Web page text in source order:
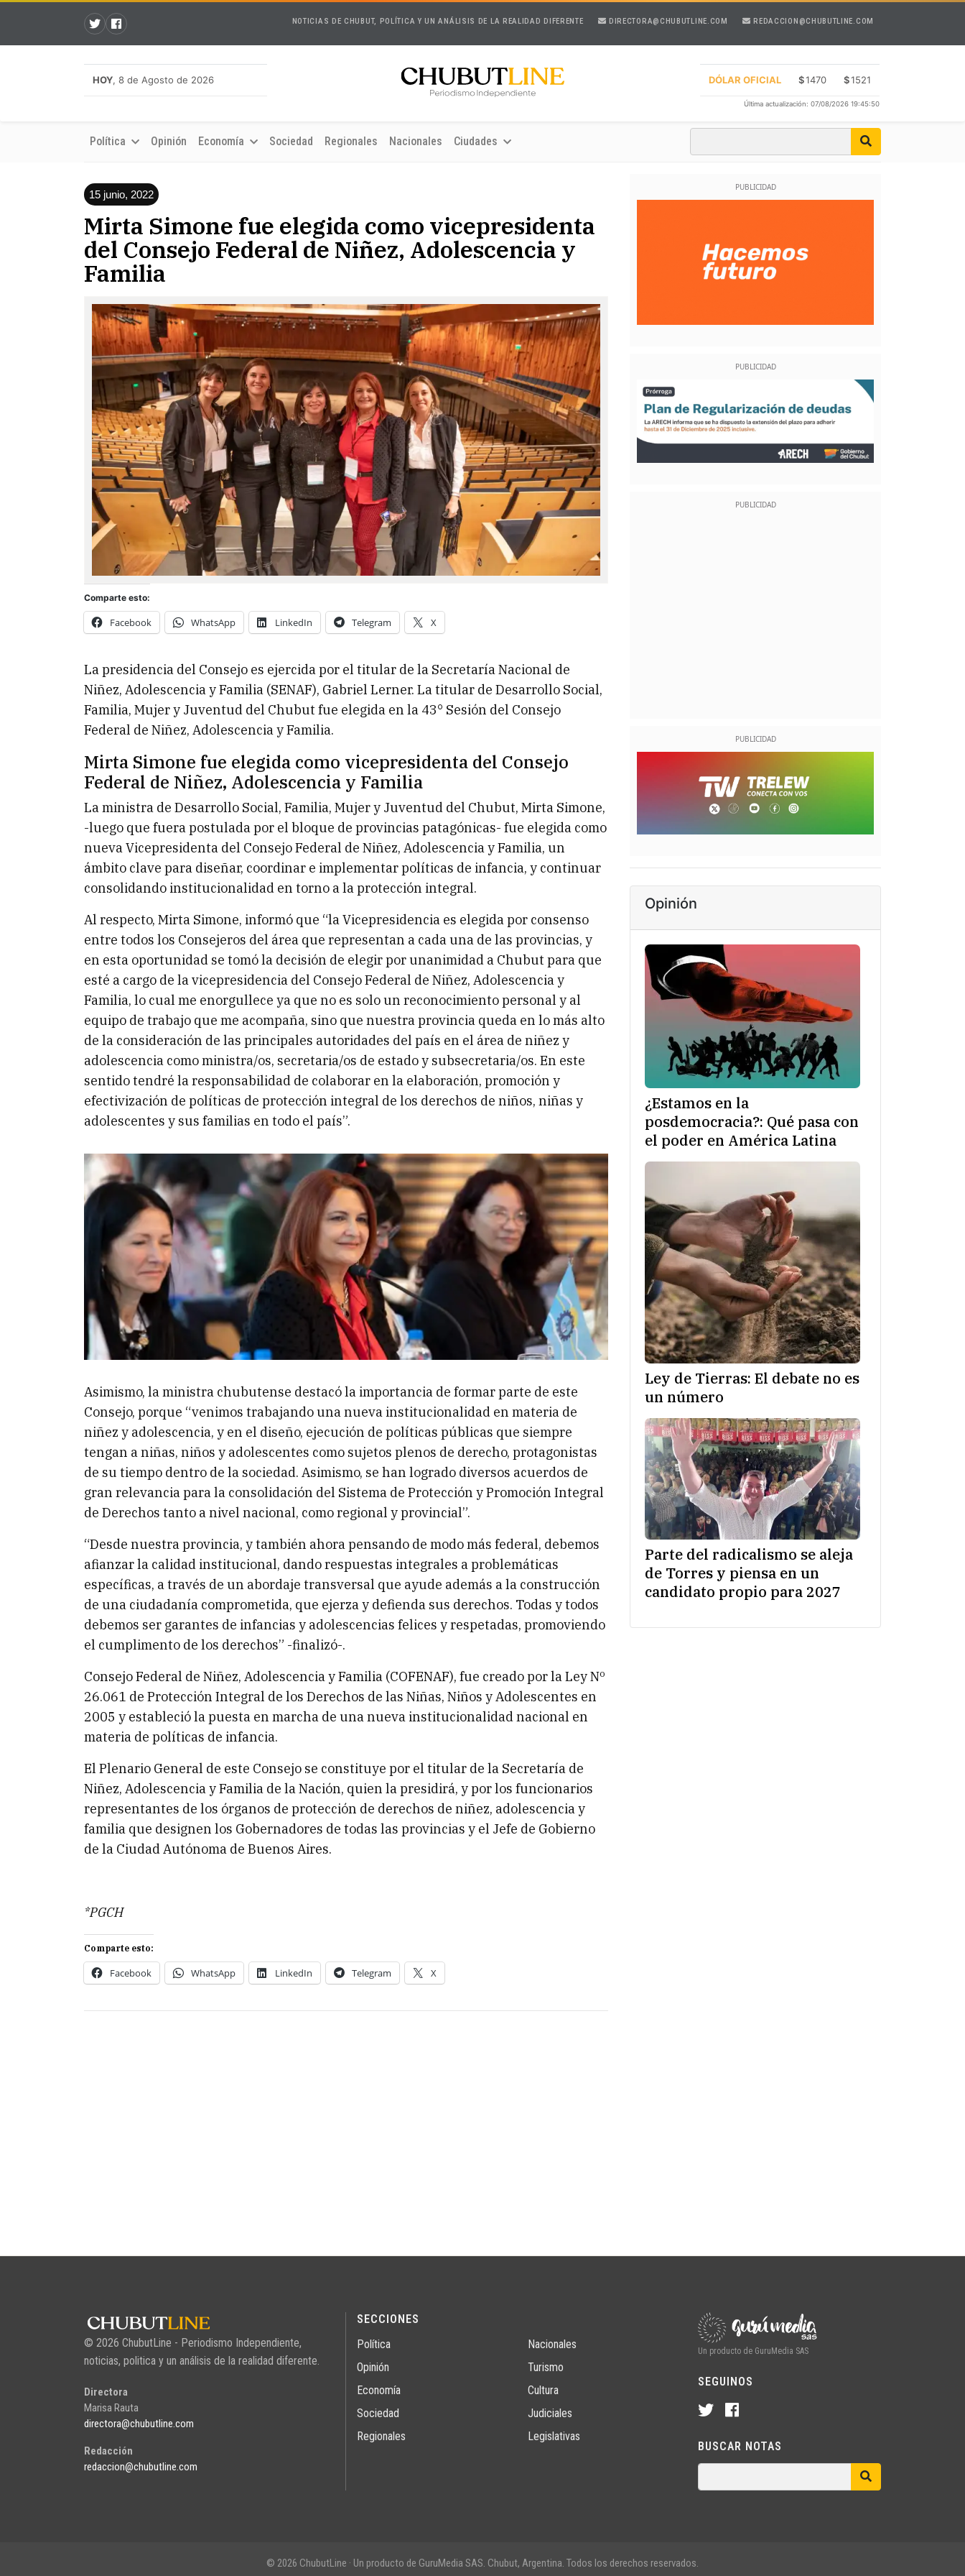
NOTICIAS DE CHUBUT, POLÍTICA Y UN ANÁLISIS DE LA REALIDAD DIFERENTE DIRECTORA@CHUBUTLINE.COM REDACCION@CHUBUTLINE.COM
HOY, 8 de Agosto de 2026 DÓLAR OFICIAL $1470 $1521
Última actualización: 07/08/2026 19:45:50
Política Opinión Economía Sociedad Regionales Nacionales Ciudades
15 junio, 2022
Mirta Simone fue elegida como vicepresidenta
del Consejo Federal de Niñez, Adolescencia y
Familia
Comparte esto:
Facebook WhatsApp LinkedIn Telegram X
La presidencia del Consejo es ejercida por el titular de la Secretaría Nacional de
Niñez, Adolescencia y Familia (SENAF), Gabriel Lerner. La titular de Desarrollo Social,
Familia, Mujer y Juventud del Chubut fue elegida en la 43° Sesión del Consejo
Federal de Niñez, Adolescencia y Familia.
Mirta Simone fue elegida como vicepresidenta del Consejo
Federal de Niñez, Adolescencia y Familia
La ministra de Desarrollo Social, Familia, Mujer y Juventud del Chubut, Mirta Simone,
-luego que fuera postulada por el bloque de provincias patagónicas- fue elegida como
nueva Vicepresidenta del Consejo Federal de Niñez, Adolescencia y Familia, un
ámbito clave para diseñar, coordinar e implementar políticas de infancia, y continuar
consolidando institucionalidad en torno a la protección integral.
Al respecto, Mirta Simone, informó que “la Vicepresidencia es elegida por consenso
entre todos los Consejeros del área que representan a cada una de las provincias, y
en esta oportunidad se tomó la decisión de elegir por unanimidad a Chubut para que
esté a cargo de la vicepresidencia del Consejo Federal de Niñez, Adolescencia y
Familia, lo cual me enorgullece ya que no es solo un reconocimiento personal y al
equipo de trabajo que me acompaña, sino que nuestra provincia queda en lo más alto
de la consideración de las principales autoridades del país en el área de niñez y
adolescencia como ministra/os, secretaria/os de estado y subsecretaria/os. En este
sentido tendré la responsabilidad de colaborar en la elaboración, promoción y
efectivización de políticas de protección integral de los derechos de niños, niñas y
adolescentes y sus familias en todo el país”.
Asimismo, la ministra chubutense destacó la importancia de formar parte de este
Consejo, porque “venimos trabajando una nueva institucionalidad en materia de
niñez y adolescencia, y en el diseño, ejecución de políticas públicas que siempre
tengan a niñas, niños y adolescentes como sujetos plenos de derecho, protagonistas
de su tiempo dentro de la sociedad. Asimismo, se han logrado diversos acuerdos de
gran relevancia para la consolidación del Sistema de Protección y Promoción Integral
de Derechos tanto a nivel nacional, como regional y provincial”.
“Desde nuestra provincia, y también ahora pensando de modo más federal, debemos
afianzar la calidad institucional, dando respuestas integrales a problemáticas
específicas, a través de un abordaje transversal que ayude además a la construcción
de una ciudadanía comprometida, que ejerza y defienda sus derechos. Todas y todos
debemos ser garantes de infancias y adolescencias felices y respetadas, promoviendo
el cumplimento de los derechos” -finalizó-.
Consejo Federal de Niñez, Adolescencia y Familia (COFENAF), fue creado por la Ley Nº
26.061 de Protección Integral de los Derechos de las Niñas, Niños y Adolescentes en
2005 y estableció la puesta en marcha de una nueva institucionalidad nacional en
materia de políticas de infancia.
El Plenario General de este Consejo se constituye por el titular de la Secretaría de
Niñez, Adolescencia y Familia de la Nación, quien la presidirá, y por los funcionarios
representantes de los órganos de protección de derechos de niñez, adolescencia y
familia que designen los Gobernadores de todas las provincias y el Jefe de Gobierno
de la Ciudad Autónoma de Buenos Aires.
*PGCH
Comparte esto:
Facebook WhatsApp LinkedIn Telegram X
Opinión
¿Estamos en la
posdemocracia?: Qué pasa con
el poder en América Latina
Ley de Tierras: El debate no es
un número
Parte del radicalismo se aleja
de Torres y piensa en un
candidato propio para 2027
© 2026 ChubutLine - Periodismo Independiente,
noticias, politica y un análisis de la realidad diferente.
Directora
Marisa Rauta
directora@chubutline.com
Redacción
redaccion@chubutline.com
SECCIONES
Política
Opinión
Economía
Sociedad
Regionales
Nacionales
Turismo
Cultura
Judiciales
Legislativas
Un producto de GuruMedia SAS
SEGUINOS
BUSCAR NOTAS
© 2026 ChubutLine · Un producto de GuruMedia SAS. Chubut, Argentina. Todos los derechos reservados.